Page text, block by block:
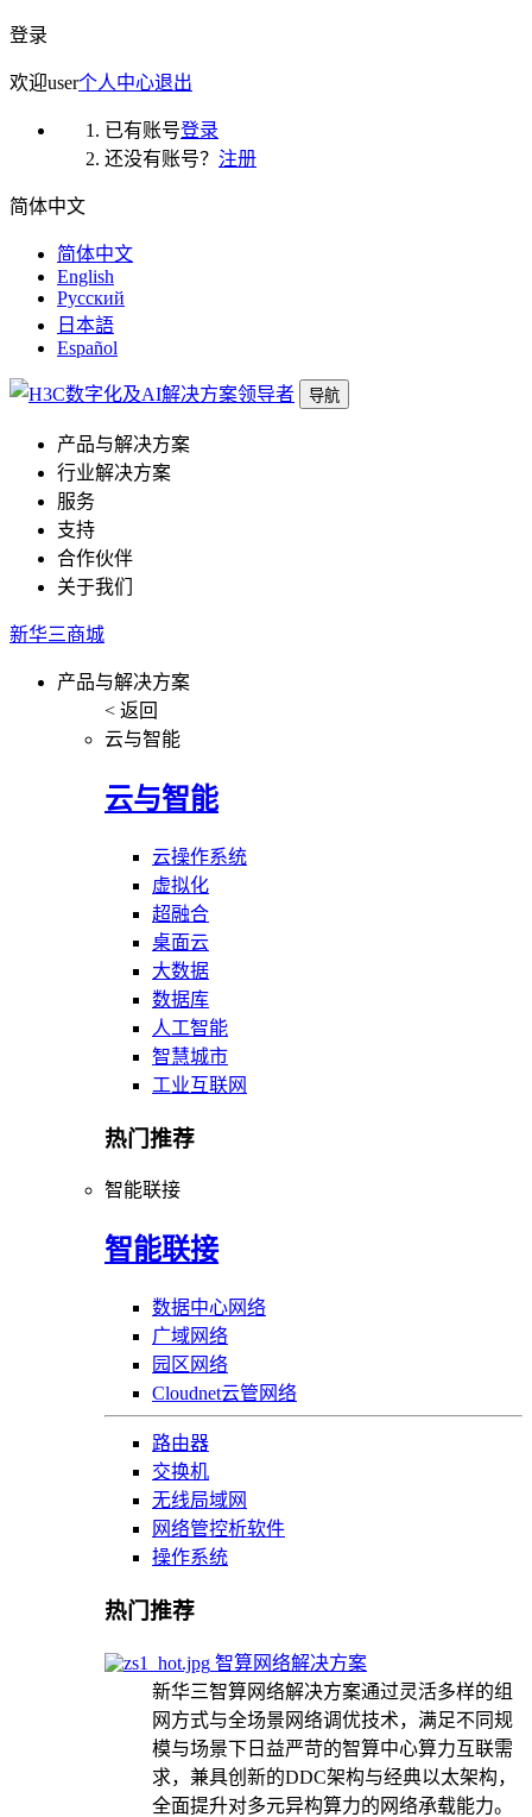
登录
欢迎user个人中心退出
已有账号登录
还没有账号？ 注册
简体中文
简体中文
English
Русский
日本語
Español
导航
产品与解决方案
行业解决方案
服务
支持
合作伙伴
关于我们
新华三商城
产品与解决方案
< 返回
云与智能
云与智能
云操作系统
虚拟化
超融合
桌面云
大数据
数据库
人工智能
智慧城市
工业互联网
热门推荐
智能联接
智能联接
数据中心网络
广域网络
园区网络
Cloudnet云管网络
路由器
交换机
无线局域网
网络管控析软件
操作系统
热门推荐
智算网络解决方案
新华三智算网络解决方案通过灵活多样的组
网方式与全场景网络调优技术，满足不同规
模与场景下日益严苛的智算中心算力互联需
求，兼具创新的DDC架构与经典以太架构，
全面提升对多元异构算力的网络承载能力。